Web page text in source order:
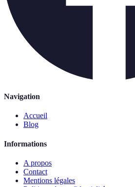
Navigation
Accueil
Blog
Informations
A propos
Contact
Mentions légales